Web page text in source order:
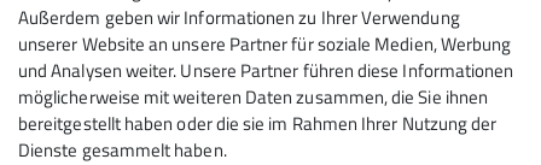
Außerdem geben wir Informationen zu Ihrer Verwendung
unserer Website an unsere Partner für soziale Medien, Werbung
und Analysen weiter. Unsere Partner führen diese Informationen
möglicherweise mit weiteren Daten zusammen, die Sie ihnen
bereitgestellt haben oder die sie im Rahmen Ihrer Nutzung der
Dienste gesammelt haben.